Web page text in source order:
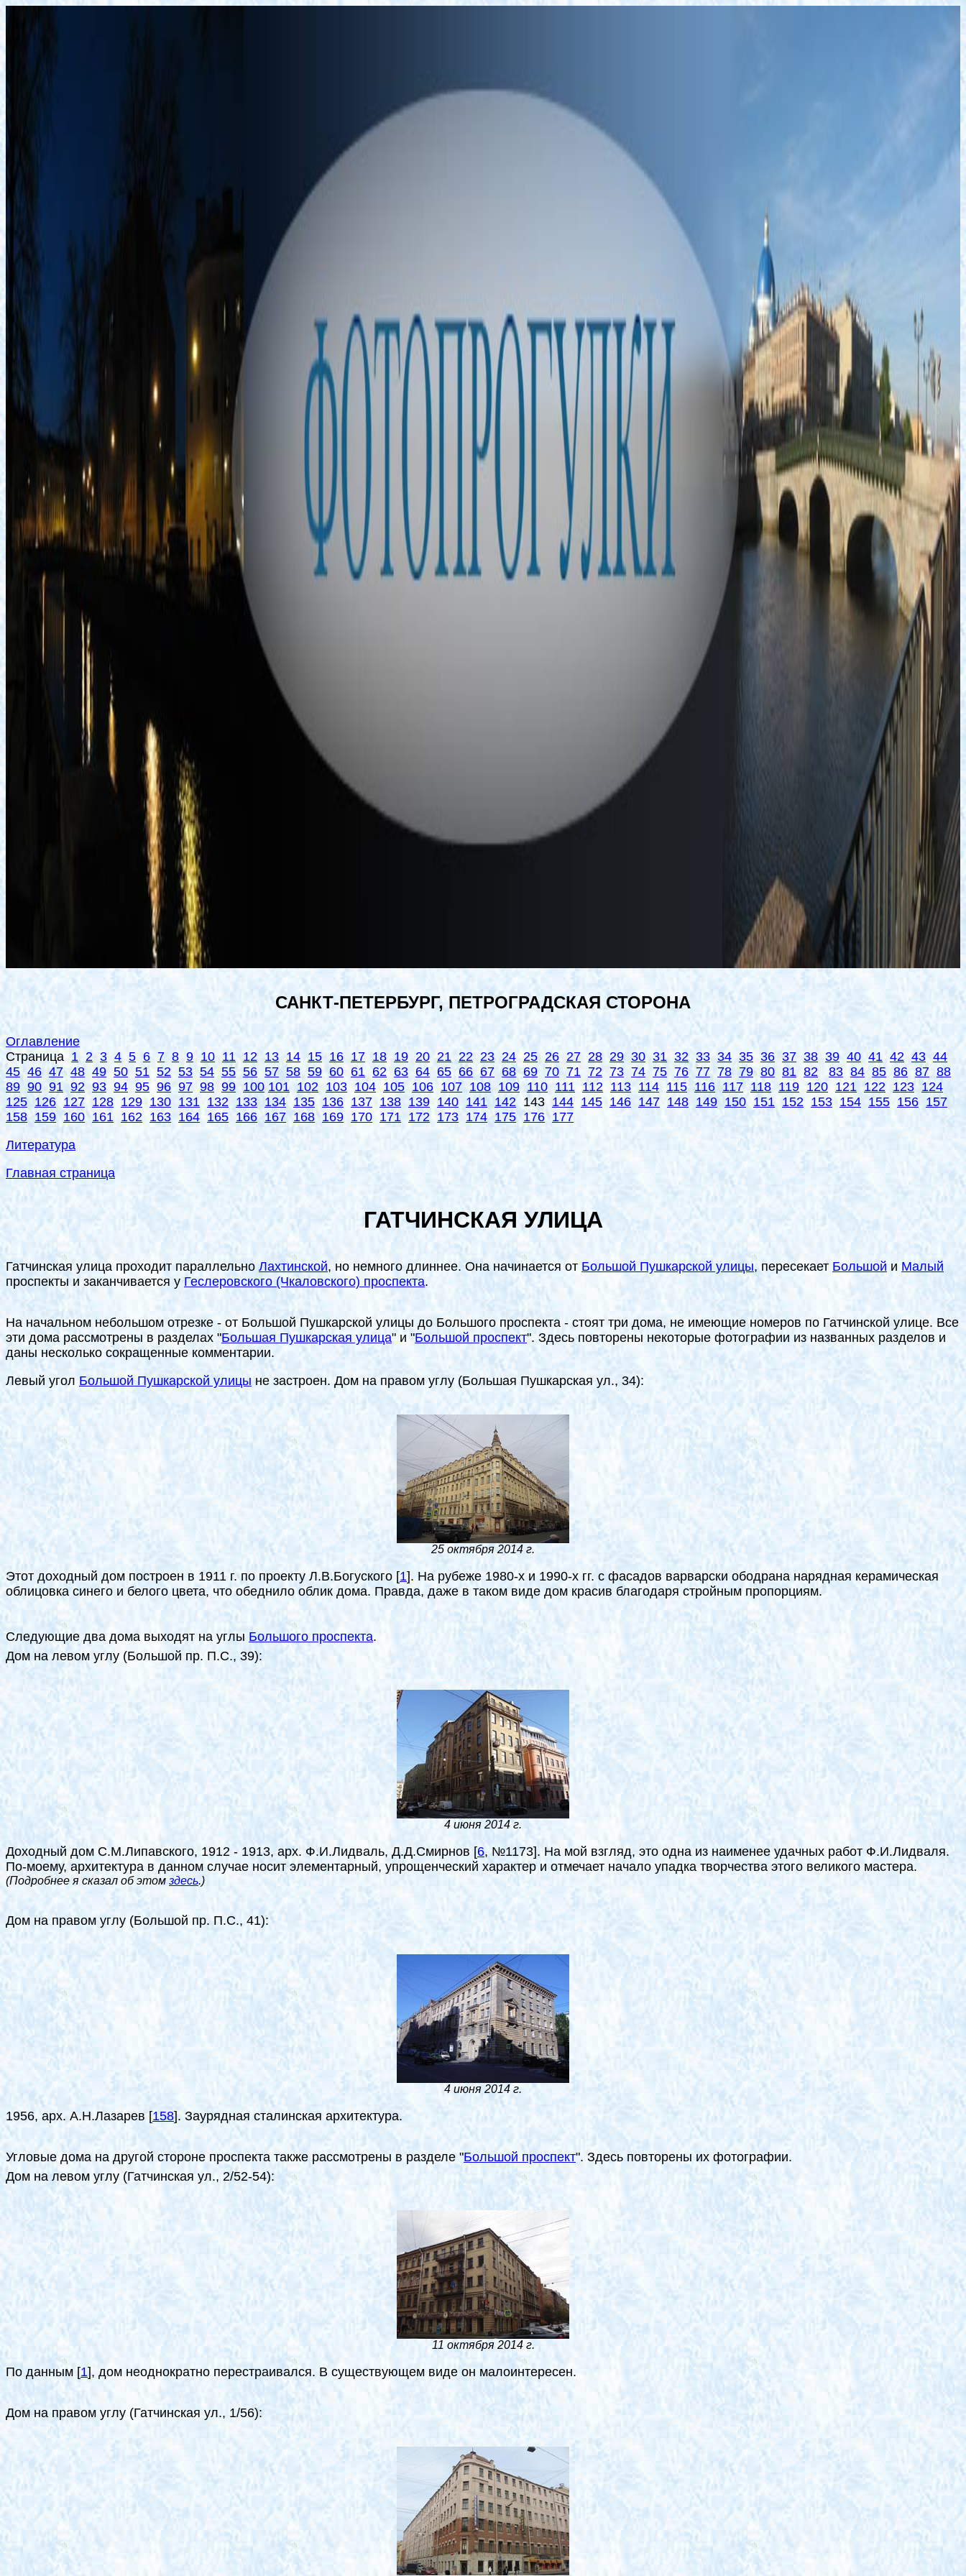
САНКТ-ПЕТЕРБУРГ, ПЕТРОГРАДСКАЯ СТОРОНА
Оглавление
Страница 1 2 3 4 5 6 7 8 9 10 11 12 13 14 15 16 17 18 19 20 21 22 23 24 25 26 27 28 29 30 31 32 33 34 35 36 37 38 39 40 41 42 43 44
45 46 47 48 49 50 51 52 53 54 55 56 57 58 59 60 61 62 63 64 65 66 67 68 69 70 71 72 73 74 75 76 77 78 79 80 81 82 83 84 85 86 87 88
89 90 91 92 93 94 95 96 97 98 99 100 101 102 103 104 105 106 107 108 109 110 111 112 113 114 115 116 117 118 119 120 121 122 123 124
125 126 127 128 129 130 131 132 133 134 135 136 137 138 139 140 141 142 143 144 145 146 147 148 149 150 151 152 153 154 155 156 157
158 159 160 161 162 163 164 165 166 167 168 169 170 171 172 173 174 175 176 177
Литература
Главная страница
ГАТЧИНСКАЯ УЛИЦА
Гатчинская улица проходит параллельно Лахтинской, но немного длиннее. Она начинается от Большой Пушкарской улицы, пересекает Большой и Малый
проспекты и заканчивается у Геслеровского (Чкаловского) проспекта.
На начальном небольшом отрезке - от Большой Пушкарской улицы до Большого проспекта - стоят три дома, не имеющие номеров по Гатчинской улице. Все
эти дома рассмотрены в разделах "Большая Пушкарская улица" и "Большой проспект". Здесь повторены некоторые фотографии из названных разделов и
даны несколько сокращенные комментарии.
Левый уголБольшой Пушкарской улицы не заcтроен. Дом на правом углу (Большая Пушкарская ул., 34):
25 октября 2014 г.
Этот доходный дом построен в 1911 г. по проекту Л.В.Богуского [1]. На рубеже 1980-х и 1990-х гг. с фасадов варварски ободрана нарядная керамическая
облицовка синего и белого цвета, что обеднило облик дома. Правда, даже в таком виде дом красив благодаря стройным пропорциям.
Следующие два дома выходят на углы Большого проспекта.
Дом на левом углу (Большой пр. П.С., 39):
4 июня 2014 г.
Доходный дом С.М.Липавского, 1912 - 1913, арх. Ф.И.Лидваль, Д.Д.Смирнов [6, №1173]. На мой взгляд, это одна из наименее удачных работ Ф.И.Лидваля.
По-моему, архитектура в данном случае носит элементарный, упрощенческий характер и отмечает начало упадка творчества этого великого мастера.
(Подробнее я сказал об этом здесь.)
Дом на правом углу (Большой пр. П.С., 41):
4 июня 2014 г.
1956, арх. А.Н.Лазарев [158]. Заурядная сталинская архитектура.
Угловые дома на другой стороне проспекта также рассмотрены в разделе "Большой проспект". Здесь повторены их фотографии.
Дом на левом углу (Гатчинская ул., 2/52-54):
11 октября 2014 г.
По данным [1], дом неоднократно перестраивался. В существующем виде он малоинтересен.
Дом на правом углу (Гатчинская ул., 1/56):